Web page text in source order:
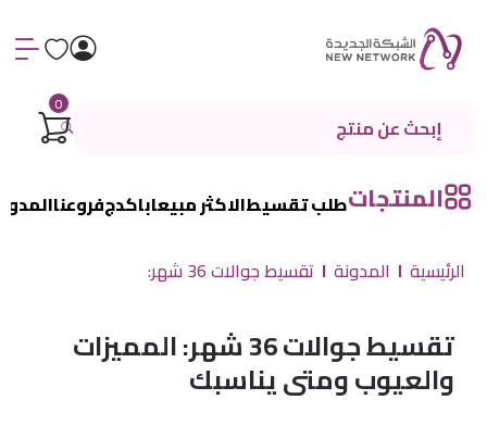
0
المنتجاتطلب تقسيطالاكثر مبيعاباكدجفروعنا
الرئيسية المدونة تقسيط جوالات 36 شهر:
تقسيط جوالات 36 شهر: المميزات
والعيوب ومتى يناسبك